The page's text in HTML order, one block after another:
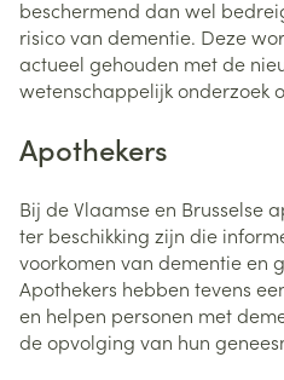
beschermend dan wel
risico van dementie. Deze
actueel gehouden met de
wetenschappelijk onderzoek
Apothekers
Bij de Vlaamse en Brusselse
ter beschikking zijn die
voorkomen van dementie en
Apothekers hebben tevens
en helpen personen met
de opvolging van hun